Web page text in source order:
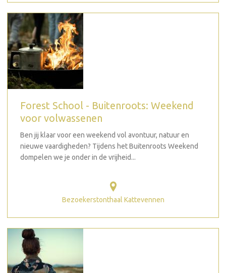
Forest School - Buitenroots: Weekend
voor volwassenen
Ben jij klaar voor een weekend vol avontuur, natuur en
nieuwe vaardigheden? Tijdens het Buitenroots Weekend
dompelen we je onder in de vrijheid...
Bezoekerstonthaal Kattevennen